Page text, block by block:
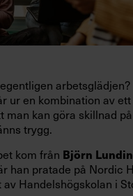
egentligen arbetsglädjen?
ur en kombination av
man kan göra skillnad
trygg.
kom från Björn Lundin
han pratade på Nordic
Handelshögskolan i